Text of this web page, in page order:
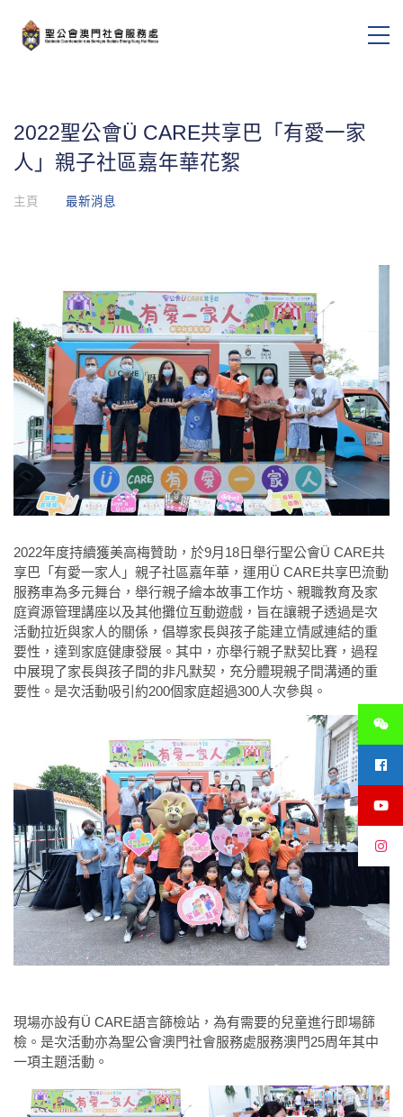
2022聖公會Ü CARE共享巴「有愛一家
人」親子社區嘉年華花絮
主頁 最新消息
2022年度持續獲美高梅贊助，於9月18日舉行聖公會Ü CARE共
享巴「有愛一家人」親子社區嘉年華，運用Ü CARE共享巴流動
服務車為多元舞台，舉行親子繪本故事工作坊、親職教育及家
庭資源管理講座以及其他攤位互動遊戲，旨在讓親子透過是次
活動拉近與家人的關係，倡導家長與孩子能建立情感連結的重
要性，達到家庭健康發展。其中，亦舉行親子默契比賽，過程
中展現了家長與孩子間的非凡默契，充分體現親子間溝通的重
要性。是次活動吸引約200個家庭超過300人次參與。
現場亦設有Ü CARE語言篩檢站，為有需要的兒童進行即場篩
檢。是次活動亦為聖公會澳門社會服務處服務澳門25周年其中
一項主題活動。